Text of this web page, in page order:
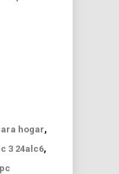
hogar,
3 24alc6,
pc